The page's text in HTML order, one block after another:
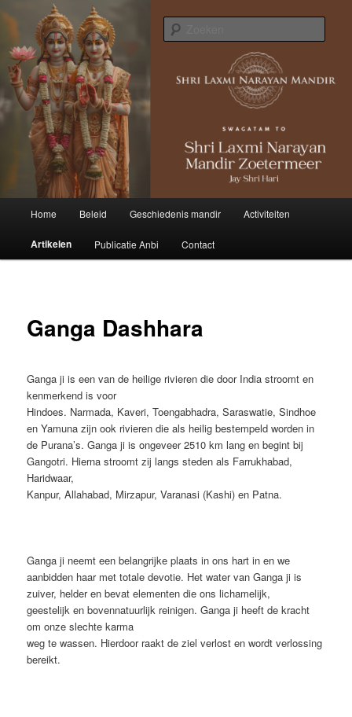
Spring
naar
Home Beleid Geschiedenis mandir Activiteiten
Artikelen Publicatie Anbi Contact
Ganga Dashhara
Ganga ji is een van de heilige rivieren die door India stroomt en
kenmerkend is voor
Hindoes. Narmada, Kaveri, Toengabhadra, Saraswatie, Sindhoe
en Yamuna zijn ook rivieren die als heilig bestempeld worden in
de Purana’s. Ganga ji is ongeveer 2510 km lang en begint bij
Gangotri. Hierna stroomt zij langs steden als Farrukhabad,
Haridwaar,
Kanpur, Allahabad, Mirzapur, Varanasi (Kashi) en Patna.
Ganga ji neemt een belangrijke plaats in ons hart in en we
aanbidden haar met totale devotie. Het water van Ganga ji is
zuiver, helder en bevat elementen die ons lichamelijk,
geestelijk en bovennatuurlijk reinigen. Ganga ji heeft de kracht
om onze slechte karma
weg te wassen. Hierdoor raakt de ziel verlost en wordt verlossing
bereikt.